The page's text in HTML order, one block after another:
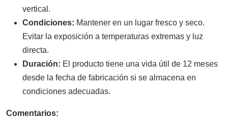
vertical.
Condiciones: Mantener en un lugar fresco y seco.
Evitar la exposición a temperaturas extremas y luz
directa.
Duración: El producto tiene una vida útil de 12 meses
desde la fecha de fabricación si se almacena en
condiciones adecuadas.
Comentarios: